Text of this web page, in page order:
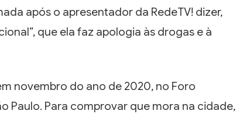
após o apresentador da RedeTV! dizer,
que ela faz apologia às drogas e à
novembro do ano de 2020, no Foro
Paulo. Para comprovar que mora na cidade,